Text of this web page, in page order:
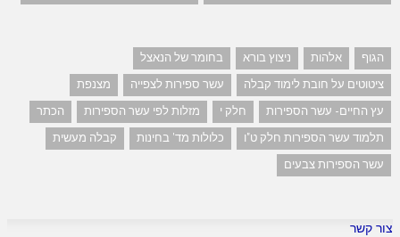
הגוף אלהות ניצוץ בורא
בחומר של הנאצל
ציטוטים על חובת לימוד קבלה
עשר ספירות לצפייה
מצנפת
עץ החיים- עשר הספירות
חלק י מזלות לפי עשר הספירות
הכתר
תלמוד עשר הספירות חלק ט"ו
כלולות מד' בחינות
קבלה מעשית
עשר הספירות צבעים
צור קשר